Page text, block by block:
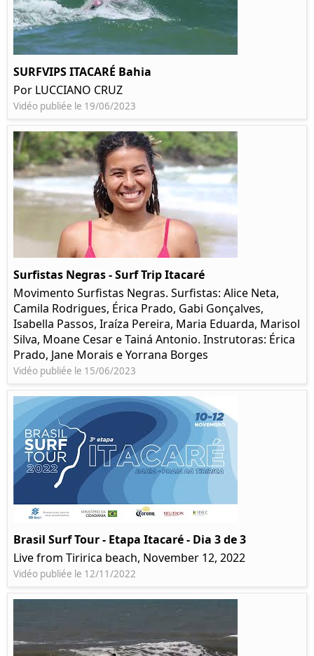
SURFVIPS ITACARÉ Bahia
Por LUCCIANO CRUZ
Vidéo publiée le 19/06/2023
Surfistas Negras - Surf Trip Itacaré
Movimento Surfistas Negras. Surfistas: Alice Neta,
Camila Rodrigues, Érica Prado, Gabi Gonçalves,
Isabella Passos, Iraíza Pereira, Maria Eduarda, Marisol
Silva, Moane Cesar e Tainá Antonio. Instrutoras: Érica
Prado, Jane Morais e Yorrana Borges
Vidéo publiée le 15/06/2023
Brasil Surf Tour - Etapa Itacaré - Dia 3 de 3
Live from Tiririca beach, November 12, 2022
Vidéo publiée le 12/11/2022